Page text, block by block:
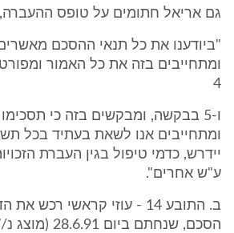
גם אריאל חתומים על טופס
"ביודענו את כל תנאי ההסכם
4
ו-5 בבקשה, ומבקשים בזה כי
ומתחייבים אנו לשאת בעתיד בכל
יידרש, כדמי טיפול בגין העברת
ע"ש אחרים".
ב. התובע 14 - עוזי קראשי רכש
הסכם, שנחתם ביום 28.6.91 (מוצג נ/27).